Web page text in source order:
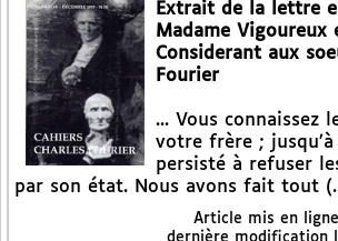
Extrait de la lettre
Madame Vigoureux
Considerant aux
Fourier
... Vous connaissez
votre frère ;
persisté à refuser
par son état. Nous avons fait tout
Article mis en
dernière modification